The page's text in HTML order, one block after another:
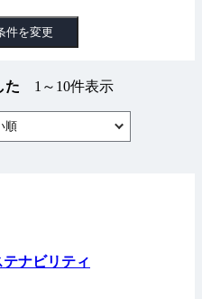
件を変更
た 1～10件表示
順
ナビリティ